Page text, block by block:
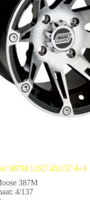
387M 12X7 4X137 4+3
387M
4/137